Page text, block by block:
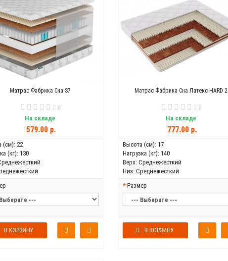
Матрас Фабрика Сна S7
0
На складе
579.00 р.
(см): 22
(кг): 130
В КОРЗИНУ
Матрас Фабрика Сна Латекс HARD 2
0
На складе
777.00 р.
Высота (см): 17
Нагрузка (кг): 140
Верх: Среднежесткий
Низ: Среднежесткий
Размер
В КОРЗИНУ